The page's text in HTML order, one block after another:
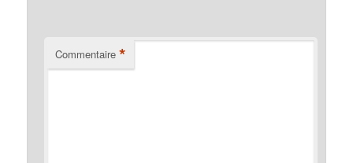
Commentaire *